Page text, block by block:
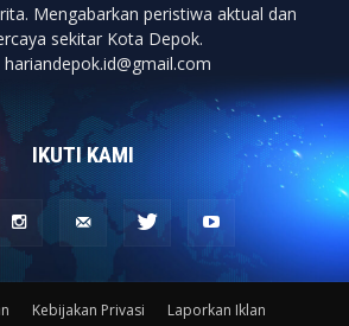
Mengabarkan peristiwa aktual dan
sekitar Kota Depok.
hariandepok.id@gmail.com
IKUTI KAMI
Kebijakan Privasi
Laporkan Iklan